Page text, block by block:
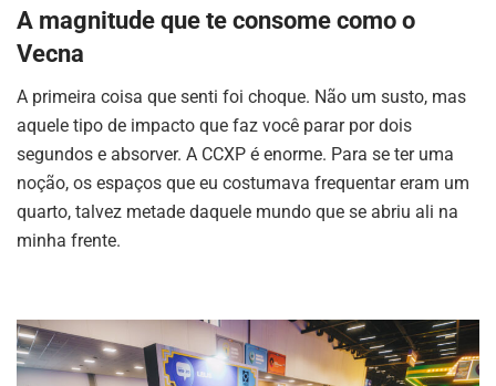
A magnitude que te consome como o
Vecna
A primeira coisa que senti foi choque. Não um susto, mas
aquele tipo de impacto que faz você parar por dois
segundos e absorver. A CCXP é enorme. Para se ter uma
noção, os espaços que eu costumava frequentar eram um
quarto, talvez metade daquele mundo que se abriu ali na
minha frente.